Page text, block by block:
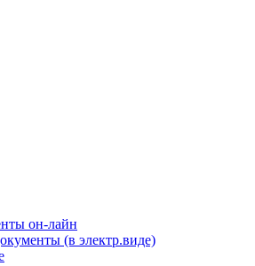
он-лайн
(в электр.виде)